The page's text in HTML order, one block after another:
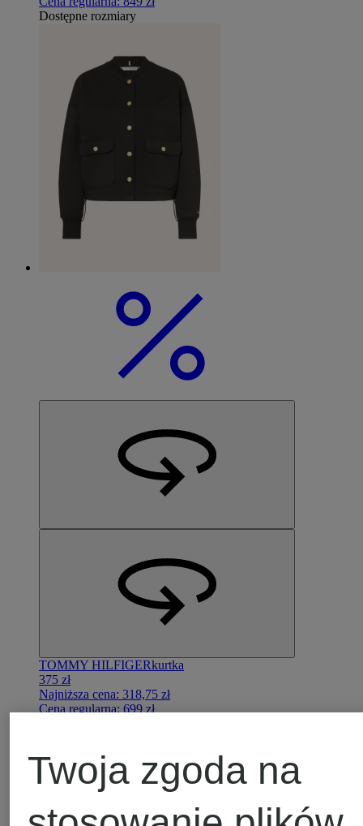
Dostępne rozmiary
TOMMY HILFIGERkurtka
375 zł
Najniższa cena: 318,75 zł
Cena regularna:699 zł
375 zł
Najniższa cena:
318,75 zł
Dostępne rozmiary
Twoja zgoda na